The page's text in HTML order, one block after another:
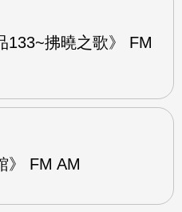
133~拂曉之歌》 FM
》 FM AM